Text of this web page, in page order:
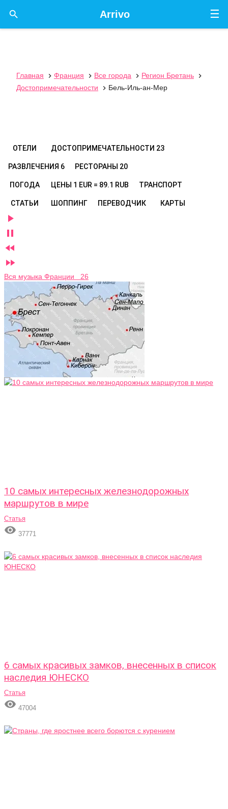
☰
Arrivo

Главная  Франция  Все города  Регион Бретань

Достопримечательности
 Бель-Иль-ан-Мер
ОТЕЛИ ДОСТОПРИМЕЧАТЕЛЬНОСТИ 23
РАЗВЛЕЧЕНИЯ 6 РЕСТОРАНЫ 20
ПОГОДА ЦЕНЫ 1 EUR = 89.1 RUB ТРАНСПОРТ
СТАТЬИ ШОППИНГ ПЕРЕВОДЧИК КАРТЫ




Вся музыка Франции 26
10 самых интересных железнодорожных
маршрутов в мире
Статья
 37771
6 самых красивых замков, внесенных в список
наследия ЮНЕСКО
Статья
 47004